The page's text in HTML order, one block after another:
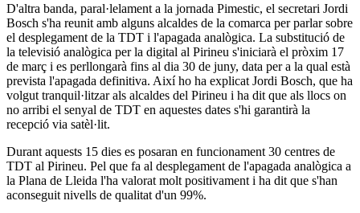
D'altra banda, paral·lelament a la jornada Pimestic, el secretari Jordi
Bosch s'ha reunit amb alguns alcaldes de la comarca per parlar sobre
el desplegament de la TDT i l'apagada analògica. La substitució de
la televisió analògica per la digital al Pirineu s'iniciarà el pròxim 17
de març i es perllongarà fins al dia 30 de juny, data per a la qual està
prevista l'apagada definitiva. Així ho ha explicat Jordi Bosch, que ha
volgut tranquil·litzar als alcaldes del Pirineu i ha dit que als llocs on
no arribi el senyal de TDT en aquestes dates s'hi garantirà la
recepció via satèl·lit.
Durant aquests 15 dies es posaran en funcionament 30 centres de
TDT al Pirineu. Pel que fa al desplegament de l'apagada analògica a
la Plana de Lleida l'ha valorat molt positivament i ha dit que s'han
aconseguit nivells de qualitat d'un 99%.